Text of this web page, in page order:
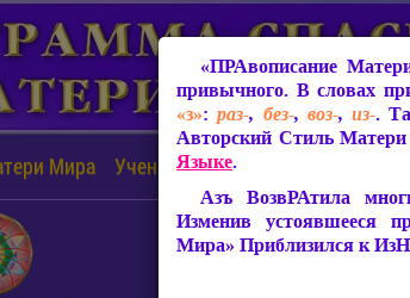
Мира Учение Матери Мира
«ПРАвописание
привычного. В словах
«з»:раз-, без-, воз-,из-.
Авторский Стиль
Языке.
Азъ ВозвРАтила
Изменив устоявшееся
Мира» Приблизился к